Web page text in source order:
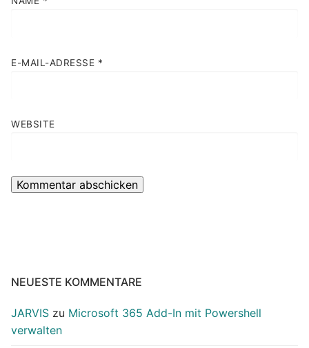
E-MAIL-ADRESSE *
WEBSITE
NEUESTE KOMMENTARE
JARVIS zu Microsoft 365 Add-In mit Powershell
verwalten